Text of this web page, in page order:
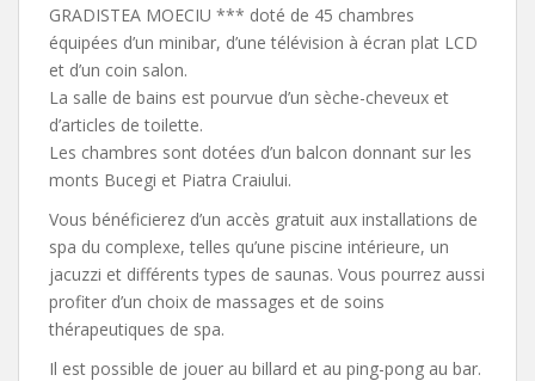
GRADISTEA MOECIU *** doté de 45 chambres
équipées d’un minibar, d’une télévision à écran plat LCD
et d’un coin salon.
La salle de bains est pourvue d’un sèche-cheveux et
d’articles de toilette.
Les chambres sont dotées d’un balcon donnant sur les
monts Bucegi et Piatra Craiului.
Vous bénéficierez d’un accès gratuit aux installations de
spa du complexe, telles qu’une piscine intérieure, un
jacuzzi et différents types de saunas. Vous pourrez aussi
profiter d’un choix de massages et de soins
thérapeutiques de spa.
Il est possible de jouer au billard et au ping-pong au bar.